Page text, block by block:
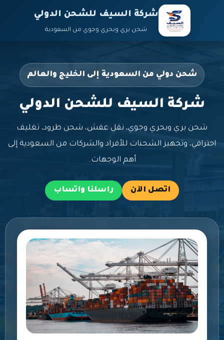
شركة السيف للشحن الدولي
شحن بري وبحري وجوي من السعودية
شحن دولي من السعودية إلى الخليج والعالم
شركة السيف للشحن الدولي
شحن بري وبحري وجوي، نقل عفش، شحن طرود، تغليف
احترافي، وتجهيز الشحنات للأفراد والشركات من السعودية إلى
أهم الوجهات.
اتصل الآن راسلنا واتساب